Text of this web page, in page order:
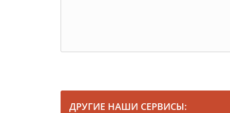
ДРУГИЕ НАШИ СЕРВИСЫ: